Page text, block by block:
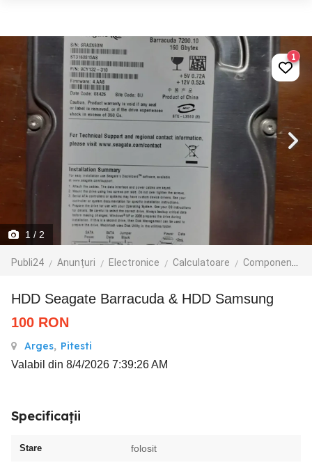
1 / 2
Publi24 Anunțuri Electronice Calculatoare Componente
1
HDD Seagate Barracuda & HDD Samsung
100 RON
Arges, Pitesti
Valabil din 8/4/2026 7:39:26 AM
Specificații
Stare folosit